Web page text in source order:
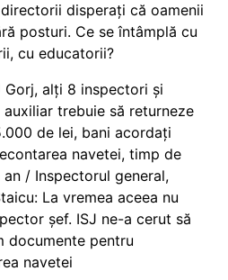
disperați că oamenii
posturi. Ce se întâmplă cu
cu educatorii?
Gorj, alți 8 inspectori și
auxiliar trebuie să returneze
de lei, bani acordați
navetei, timp de
an / Inspectorul general,
La vremea aceea nu
șef. ISJ ne-a cerut să
documente pentru
navetei